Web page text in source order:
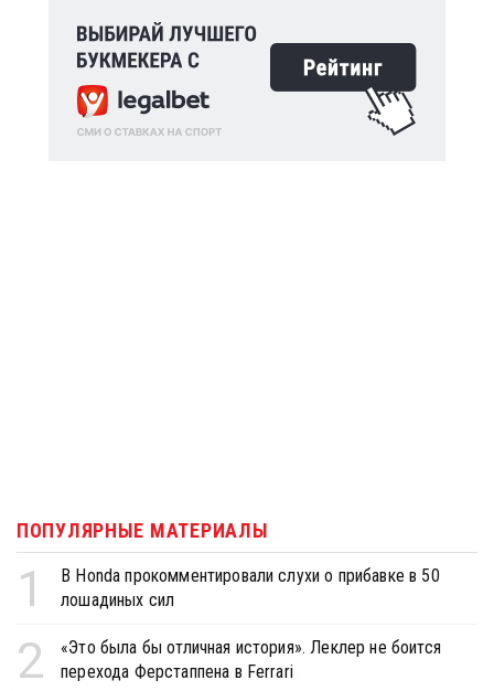
ПОПУЛЯРНЫЕ МАТЕРИАЛЫ
1
В Honda прокомментировали слухи о прибавке в 50
лошадиных сил
2
«Это была бы отличная история». Леклер не боится
перехода Ферстаппена в Ferrari